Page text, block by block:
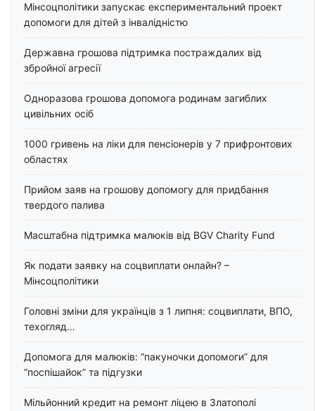
Мінсоцполітики запускає експериментальний проект
допомоги для дітей з інвалідністю
Державна грошова підтримка постраждалих від
збройної агресії
Одноразова грошова допомога родинам загиблих
цивільних осіб
1000 гривень на ліки для пенсіонерів у 7 прифронтових
областях
Прийом заяв на грошову допомогу для придбання
твердого палива
Масштабна підтримка малюків від BGV Charity Fund
Як подати заявку на соцвиплати онлайн? –
Мінсоцполітики
Головні зміни для українців з 1 липня: соцвиплати, ВПО,
техогляд…
Допомога для малюків: “пакуночки допомоги” для
“поспішайок” та підгузки
Мільйонний кредит на ремонт ліцею в Златополі